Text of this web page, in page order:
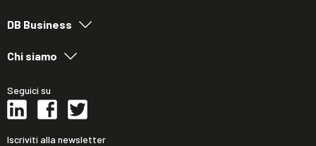
DB Business
Chi siamo
Seguici su
Iscriviti alla newsletter